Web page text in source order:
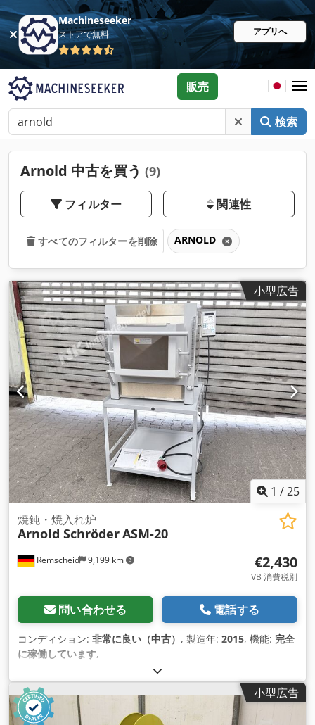
Machineseeker
ストアで無料 アプリへ
検索
販売
Arnold 中古を買う (9)
フィルター 関連性
すべてのフィルターを削除 ARNOLD
小型広告
1 /25
Remscheid 9,199 km
焼鈍・焼入れ炉
Arnold SchröderASM-20
€2,430
VB 消費税別
問い合わせる 電話する
コンディション: 非常に良い（中古） , 製造年: 2015, 機能: 完全
に稼働しています,
小型広告